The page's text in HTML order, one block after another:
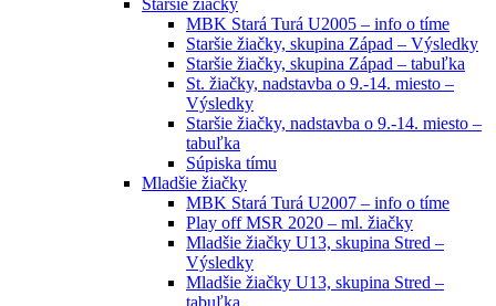
MBK Stará Turá U2005 – info o tíme
Staršie žiačky, skupina Západ – Výsledky
Staršie žiačky, skupina Západ – tabuľka
St. žiačky, nadstavba o 9.-14. miesto –
Výsledky
Staršie žiačky, nadstavba o 9.-14. miesto –
tabuľka
Súpiska tímu
Mladšie žiačky
MBK Stará Turá U2007 – info o tíme
Play off MSR 2020 – ml. žiačky
Mladšie žiačky U13, skupina Stred –
Výsledky
Mladšie žiačky U13, skupina Stred –
tabuľka